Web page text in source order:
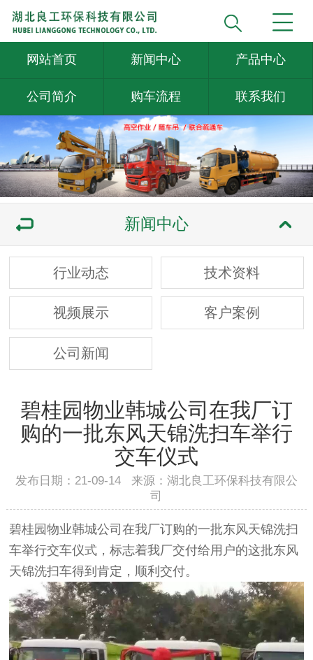
网站首页 新闻中心 产品中心
公司简介 购车流程 联系我们
新闻中心
行业动态 技术资料
视频展示 客户案例
公司新闻
碧桂园物业韩城公司在我厂订
购的一批东风天锦洗扫车举行
交车仪式
发布日期：21-09-14 来源：湖北良工环保科技有限公
司
碧桂园物业韩城公司在我厂订购的一批东风天锦洗扫
车举行交车仪式，标志着我厂交付给用户的这批东风
天锦洗扫车得到肯定，顺利交付。